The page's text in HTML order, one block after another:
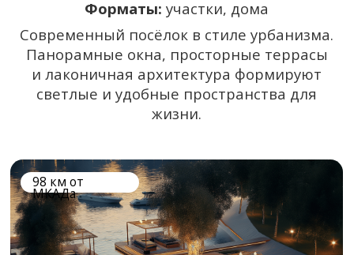
Форматы:таунхаусы
Park Fonte